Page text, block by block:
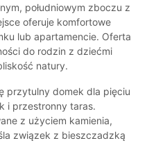
południowym zboczu z
oferuje komfortowe
lub apartamencie. Oferta
do rodzin z dziećmi
natury.
przytulny domek dla pięciu
i przestronny taras.
z użyciem kamienia,
związek z bieszczadzką